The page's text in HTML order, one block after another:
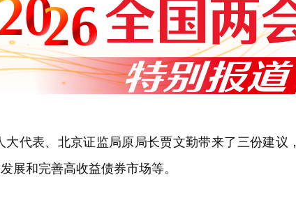
代表、北京证监局原局长贾文勤带来了三份建议
展和完善高收益债券市场等。